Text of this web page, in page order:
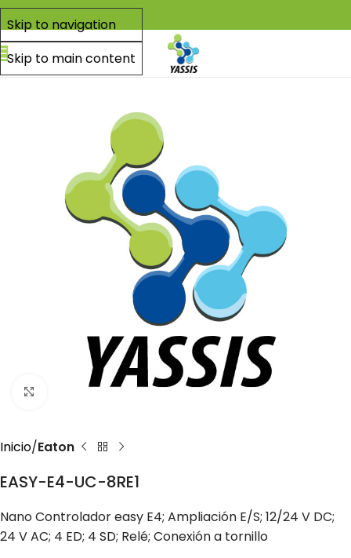
Skip to navigation
Skip to main content
Click to enlarge
Inicio Eaton
EASY-E4-UC-8RE1
Nano Controlador easy E4; Ampliación E/S; 12/24 V DC;
24 V AC; 4 ED; 4 SD; Relé; Conexión a tornillo